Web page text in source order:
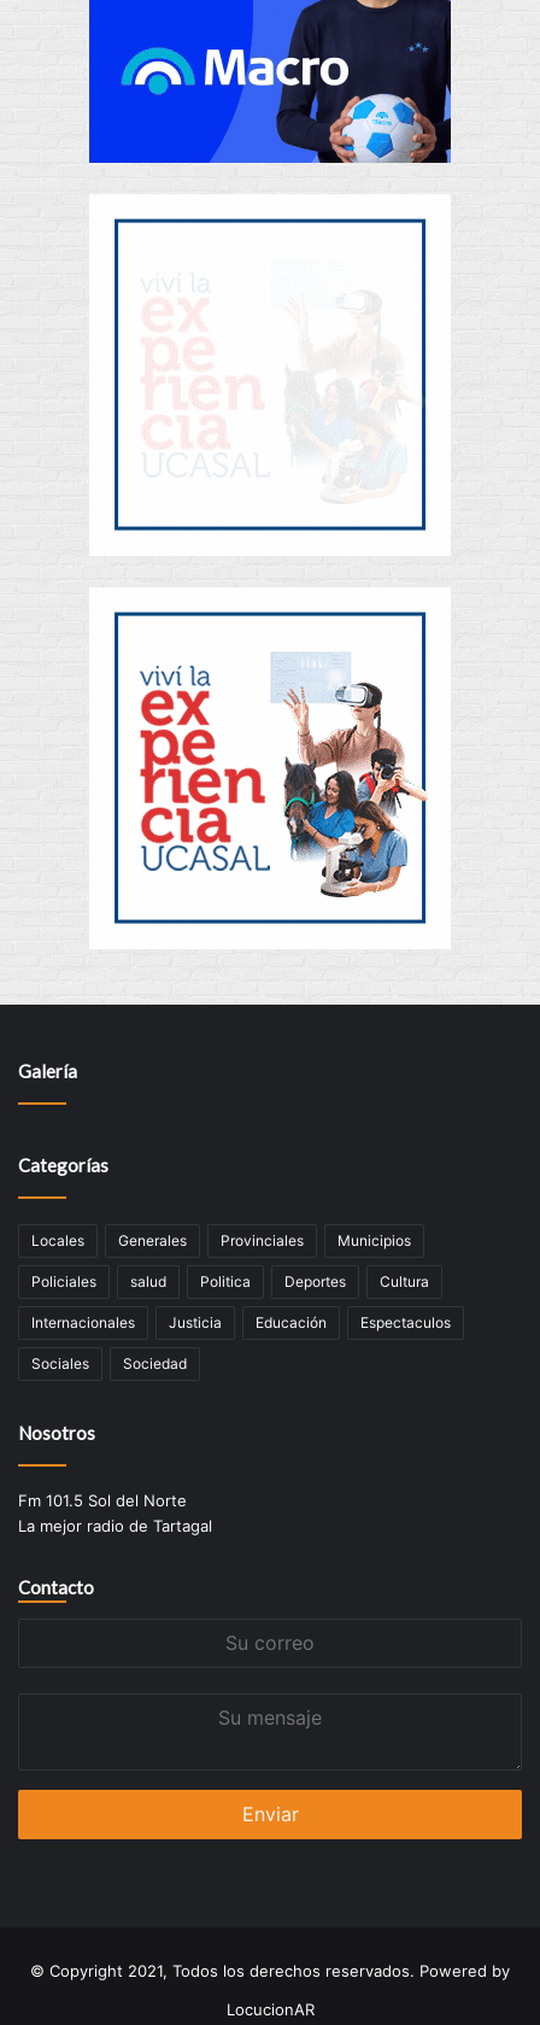
Galería
Categorías
Locales Generales Provinciales Municipios
Policiales salud Politica Deportes Cultura
Internacionales Justicia Educación Espectaculos
Sociales Sociedad
Nosotros
Fm 101.5 Sol del Norte
La mejor radio de Tartagal
Contacto
© Copyright 2021, Todos los derechos reservados. Powered by
LocucionAR